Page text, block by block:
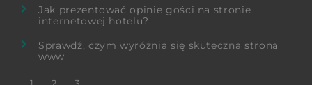
Jak prezentować opinie gości na stronie
internetowej hotelu?
Sprawdź, czym wyróżnia się skuteczna strona
www